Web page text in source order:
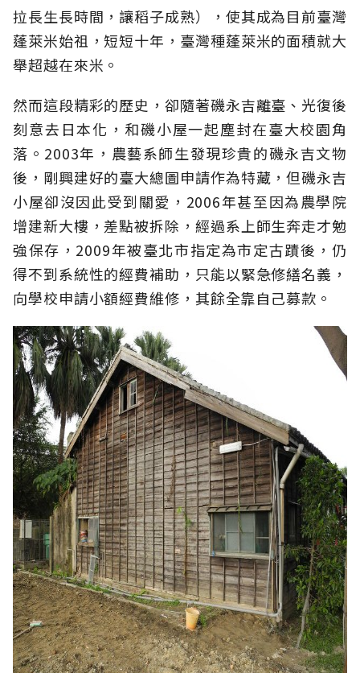
拉長生長時間，讓稻子成熟），使其成為目前臺灣
蓬萊米始祖，短短十年，臺灣種蓬萊米的面積就大
舉超越在來米。
然而這段精彩的歷史，卻隨著磯永吉離臺、光復後
刻意去日本化，和磯小屋一起塵封在臺大校園角
落。2003年，農藝系師生發現珍貴的磯永吉文物
後，剛興建好的臺大總圖申請作為特藏，但磯永吉
小屋卻沒因此受到關愛，2006年甚至因為農學院
增建新大樓，差點被拆除，經過系上師生奔走才勉
強保存，2009年被臺北市指定為市定古蹟後，仍
得不到系統性的經費補助，只能以緊急修繕名義，
向學校申請小額經費維修，其餘全靠自己募款。